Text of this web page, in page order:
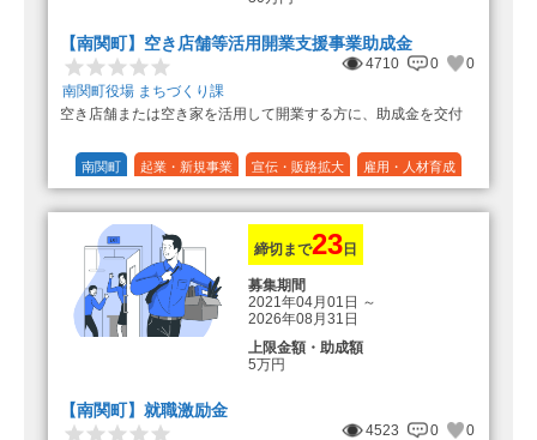
【南関町】空き店舗等活用開業支援事業助成金
4710 0
0
南関町役場 まちづくり課
空き店舗または空き家を活用して開業する方に、助成金を交付
南関町 起業・新規事業 宣伝・販路拡大 雇用・人材育成
1/3 (33%)
締切まで23日
募集期間
2021年04月01日 ～
2026年08月31日
上限金額・助成額
5万円
【南関町】就職激励金
4523 0
0